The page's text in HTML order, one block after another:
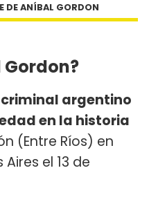
DE ANÍBAL GORDON
argentino
en la historia
(Entre Ríos) en
el 13 de